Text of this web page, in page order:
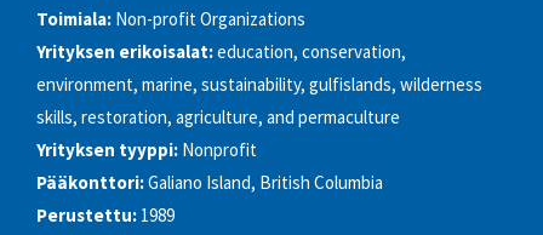
Toimiala: Non-profit Organizations
Yrityksen erikoisalat:education, conservation,
environment, marine, sustainability, gulfislands, wilderness
skills, restoration, agriculture, and permaculture
Yrityksen tyyppi: Nonprofit
Pääkonttori:Galiano Island, British Columbia
Perustettu: 1989